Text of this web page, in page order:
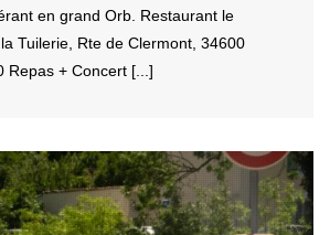
en grand Orb. Restaurant le
Tuilerie, Rte de Clermont, 34600
Repas + Concert [...]